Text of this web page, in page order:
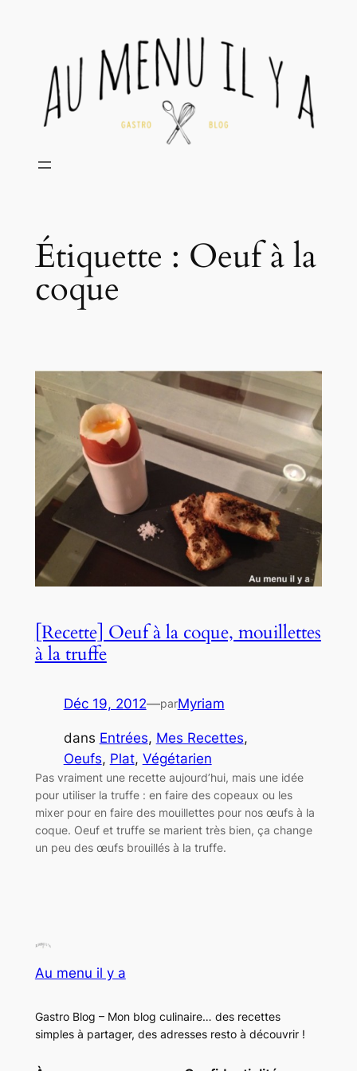
Étiquette : Oeuf à la
coque
[Recette] Oeuf à la coque, mouillettes
à la truffe
Déc 19, 2012—parMyriam
dans Entrées, Mes Recettes
Oeufs, Plat, Végétarien
Pas vraiment une recette aujourd’hui, mais une idée
pour utiliser la truffe : en faire des copeaux ou les
mixer pour en faire des mouillettes pour nos œufs à la
coque. Oeuf et truffe se marient très bien, ça change
un peu des œufs brouillés à la truffe.
Au menu il y a
Gastro Blog – Mon blog culinaire… des recettes
simples à partager, des adresses resto à découvrir !